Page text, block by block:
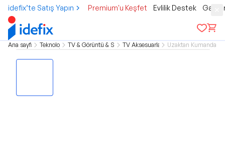
idefix’te Satış Yapın Premium'u Keşfet Evlilik Destek
Ana sayfa Teknoloji TV & Görüntü & Ses TV Aksesuarları Uzaktan Kumandalar